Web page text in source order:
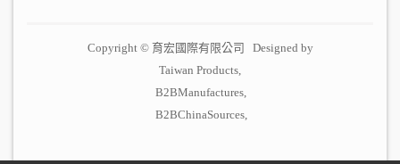
Copyright © 育宏國際有限公司 Designed by
Taiwan Products
B2BManufactures
B2BChinaSources